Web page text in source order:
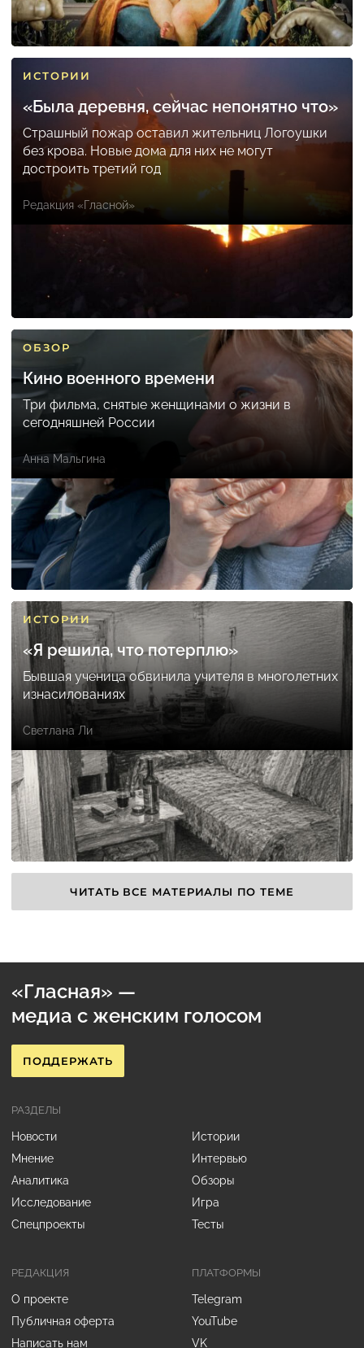
ИСТОРИИ
«Была деревня, сейчас непонятно что»
Страшный пожар оставил жительниц Логоушки
без крова. Новые дома для них не могут
достроить третий год
Редакция «Гласной»
ОБЗОР
Кино военного времени
Три фильма, снятые женщинами о жизни в
сегодняшней России
Анна Мальгина
ИСТОРИИ
«Я решила, что потерплю»
Бывшая ученица обвинила учителя в многолетних
изнасилованиях
Светлана Ли
ЧИТАТЬ ВСЕ МАТЕРИАЛЫ ПО ТЕМЕ
«Гласная» —
медиа с женским голосом
ПОДДЕРЖАТЬ
РЕДАКЦИЯ
О проекте
Публичная оферта
Написать нам
РАЗДЕЛЫ
Новости
Истории
Мнение
Интервью
Аналитика
Обзоры
Исследование
Игра
Спецпроекты
Тесты
ПЛАТФОРМЫ
Telegram
YouTube
VK